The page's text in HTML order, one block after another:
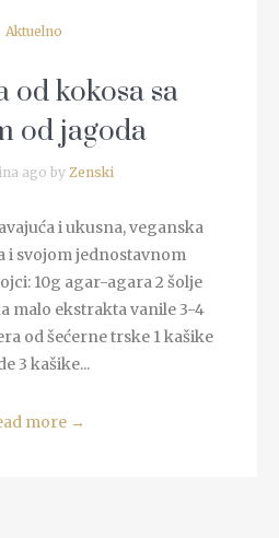
Aktuelno
od kokosa sa
od jagoda
ago by Zenski
i ukusna, veganska
i svojom jednostavnom
10g agar-agara 2 šolje
malo ekstrakta vanile 3-4
od šećerne trske 1 kašike
3 kašike...
more →